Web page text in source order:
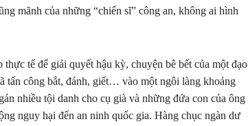
mãnh của những “chiến sĩ” công an, không ai hình
tế để giải quyết hậu kỳ, chuyện bê bết của một đạo
tấn công bắt, đánh, giết… vào một ngôi làng khoảng
nhiều tội danh cho cụ già và những đứa con của ông
nguy hại đến an ninh quốc gia. Hàng chục ngàn dư